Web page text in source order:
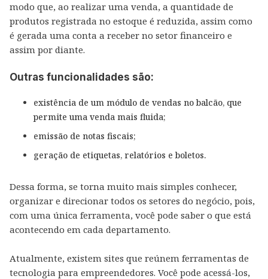
modo que, ao realizar uma venda, a quantidade de
produtos registrada no estoque é reduzida, assim como
é gerada uma conta a receber no setor financeiro e
assim por diante.
Outras funcionalidades são:
existência de um módulo de vendas no balcão, que
permite uma venda mais fluida;
emissão de notas fiscais;
geração de etiquetas, relatórios e boletos.
Dessa forma, se torna muito mais simples conhecer,
organizar e direcionar todos os setores do negócio, pois,
com uma única ferramenta, você pode saber o que está
acontecendo em cada departamento.
Atualmente, existem sites que reúnem ferramentas de
tecnologia para empreendedores. Você pode acessá-los,